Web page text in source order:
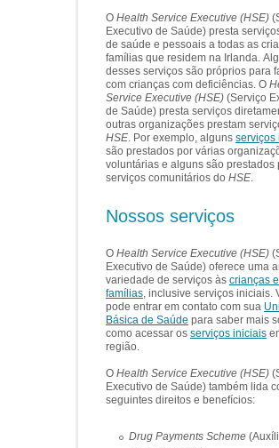
O Health Service Executive (HSE)
Executivo de Saúde) presta
de saúde e pessoais a todas as
famílias que residem na Irlanda.
desses serviços são próprios para
com crianças com deficiências. O
Service Executive (HSE)(Serviço
de Saúde) presta serviços
outras organizações prestam
HSE. Por exemplo, alguns serviços
são prestados por várias
voluntárias e alguns são prestados
serviços comunitários do HSE.
Nossos serviços
O Health Service Executive (HSE)
Executivo de Saúde) oferece uma
variedade de serviços às crianças
famílias, inclusive serviços iniciais.
pode entrar em contato com sua
Básica de Saúde para saber mais
como acessar os serviços iniciais
região.
O Health Service Executive (HSE)
Executivo de Saúde) também lida
seguintes direitos e benefícios:
Drug Payments Scheme